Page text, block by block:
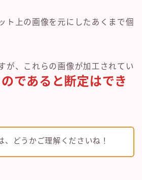
ト上の画像を元にしたあくまで個
が、これらの画像が加工されてい
であると断定はでき
、どうかご理解くださいね！